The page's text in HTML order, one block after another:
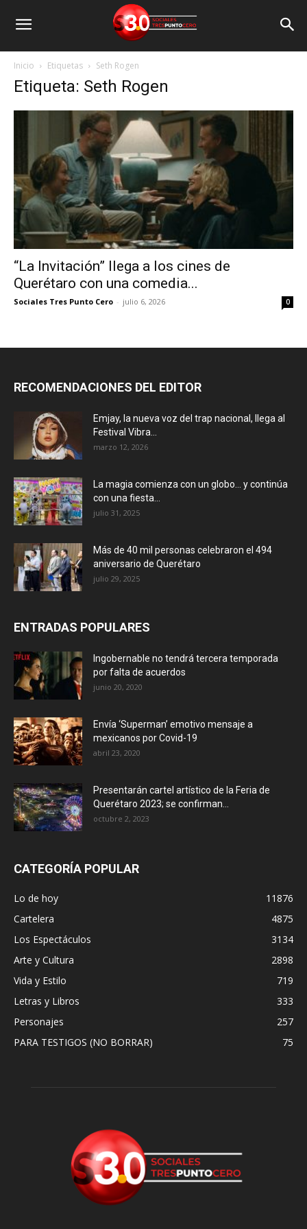
Inicio Etiquetas Seth Rogen
Etiqueta: Seth Rogen
“La Invitación” llega a los cines de
Querétaro con una comedia...
Sociales Tres Punto Cero - julio 6, 2026 0
RECOMENDACIONES DEL EDITOR
Emjay, la nueva voz del trap nacional, llega al
Festival Vibra...
marzo 12, 2026
La magia comienza con un globo… y continúa
con una fiesta...
julio 31, 2025
Más de 40 mil personas celebraron el 494
aniversario de Querétaro
julio 29, 2025
ENTRADAS POPULARES
Ingobernable no tendrá tercera temporada
por falta de acuerdos
junio 20, 2020
Envía ‘Superman’ emotivo mensaje a
mexicanos por Covid-19
abril 23, 2020
Presentarán cartel artístico de la Feria de
Querétaro 2023; se confirman...
octubre 2, 2023
CATEGORÍA POPULAR
Lo de hoy
11876
Cartelera
4875
Los Espectáculos
3134
Arte y Cultura
2898
Vida y Estilo
719
Letras y Libros
333
Personajes
257
PARA TESTIGOS (NO BORRAR)
75